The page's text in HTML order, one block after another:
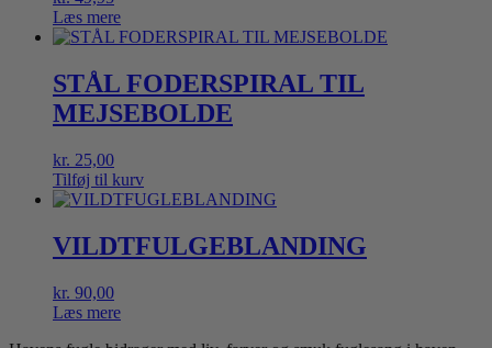
Læs mere
STÅL FODERSPIRAL TIL
MEJSEBOLDE
kr. 25,00
Tilføj til kurv
VILDTFULGEBLANDING
kr. 90,00
Læs mere